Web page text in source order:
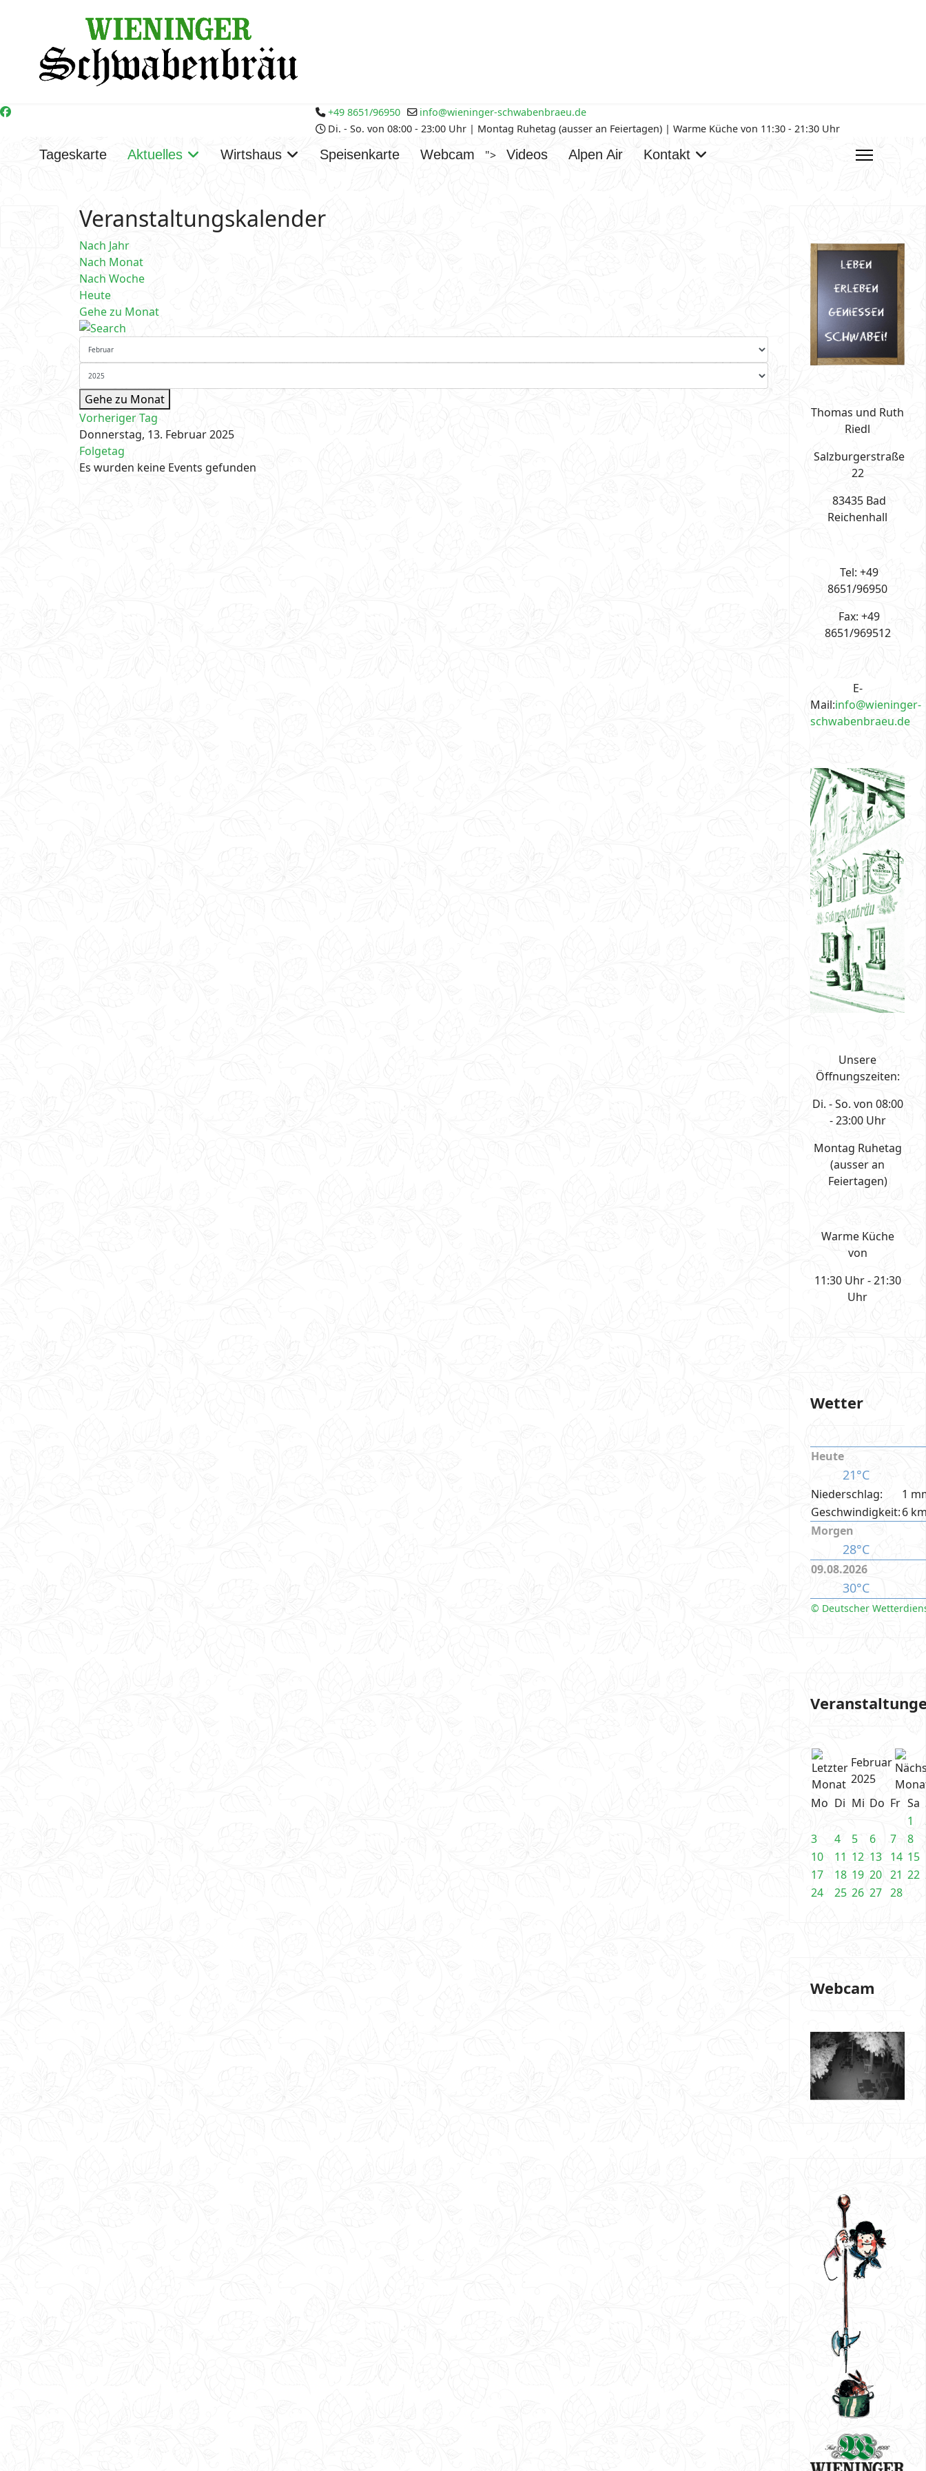
Tageskarte Aktuelles Wirtshaus Speisenkarte Webcam "> Videos Alpen Air Kontakt
+49 8651/96950
info@wieninger-schwabenbraeu.de
Di. - So. von 08:00 - 23:00 Uhr | Montag Ruhetag (ausser an Feiertagen) | Warme Küche von 11:30 - 21:30 Uhr
Veranstaltungskalender
Nach Jahr
Nach Monat
Nach Woche
Heute
Gehe zu Monat
Gehe zu Monat
Vorheriger Tag
Donnerstag, 13. Februar 2025
Folgetag
Es wurden keine Events gefunden
Thomas und Ruth
Riedl
Salzburgerstraße
22
83435 Bad
Reichenhall
Tel: +49
8651/96950
Fax: +49
8651/969512
E-
Mail:info@wieninger-
schwabenbraeu.de
Unsere
Öffnungszeiten:
Di. - So. von 08:00
- 23:00 Uhr
Montag Ruhetag
(ausser an
Feiertagen)
Warme Küche
von
11:30 Uhr - 21:30
Uhr
Wetter
Heute
21°C
Niederschlag:
1
Geschwindigkeit:6
Morgen
28°C
09.08.2026
30°C
© Deutscher
Februar
2025
Mo Di Mi Do Fr Sa
1
3
4 5 6 7 8
10
11 12 13 14 15
17
18 19 20 21 22
24
25 26 27 28
Webcam